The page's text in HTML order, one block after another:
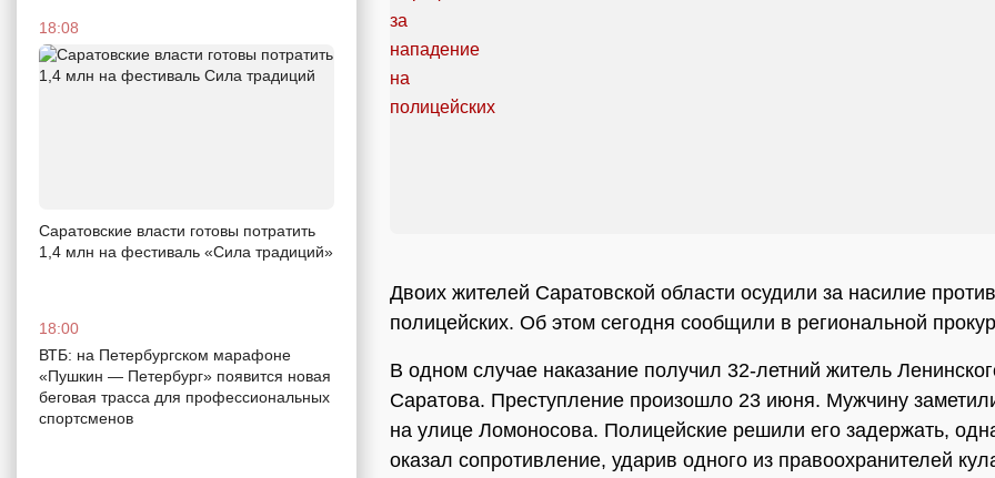
18:08
Саратовские власти готовы потратить
1,4 млн на фестиваль «Сила традиций»
18:00
ВТБ: на Петербургском марафоне
«Пушкин — Петербург» появится новая
беговая трасса для профессиональных
спортсменов
Двоих жителей Саратовской области осудили за насилие против
полицейских. Об этом сегодня сообщили в региональной
В одном случае наказание получил 32-летний житель
Саратова. Преступление произошло 23 июня. Мужчину
на улице Ломоносова. Полицейские решили его задержать,
оказал сопротивление, ударив одного из правоохранителей